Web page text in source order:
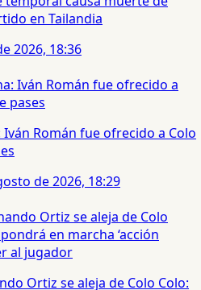
en Tailandia
2026, 18:36
Román fue ofrecido a Colo
de 2026, 18:29
Ortiz se aleja de Colo Colo: